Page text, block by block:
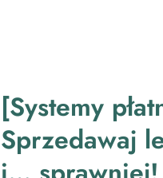
[Systemy
Sprzedawaj